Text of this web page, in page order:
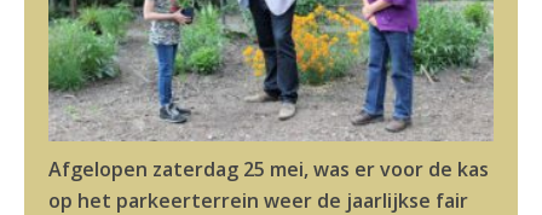
Afgelopen zaterdag 25 mei, was er voor de kas
op het parkeerterrein weer de jaarlijkse fair